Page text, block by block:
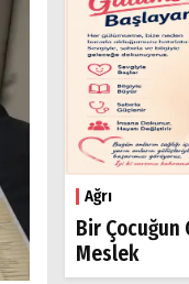
Ağrı
Bir
Meslek